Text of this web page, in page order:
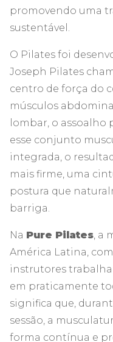
promovendo uma
sustentável.
O Pilates foi
Joseph Pilates
centro de força do
músculos
lombar, o assoalho
esse conjunto
integrada, o
mais firme, uma
postura que
barriga.
Na Pure Pilates, a
América Latina,
instrutores
em praticamente
significa que,
sessão, a
forma contínua e